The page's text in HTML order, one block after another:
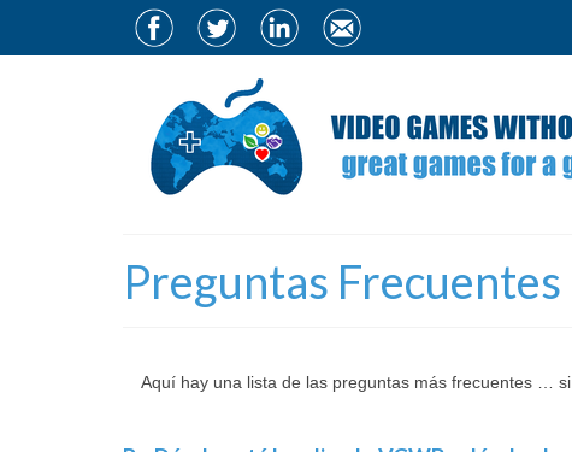
Preguntas Frecuentes
Aquí hay una lista de las preguntas más frecuentes …